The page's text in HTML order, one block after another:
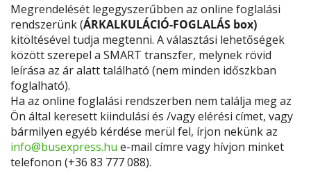
Megrendelését legegyszerűbben az online foglalási
rendszerünk (ÁRKALKULÁCIÓ-FOGLALÁS box)
kitöltésével tudja megtenni. A választási lehetőségek
között szerepel a SMART transzfer, melynek rövid
leírása az ár alatt található (nem minden időszkban
foglalható).
Ha az online foglalási rendszerben nem találja meg az
Ön által keresett kiindulási és /vagy elérési címet, vagy
bármilyen egyéb kérdése merül fel, írjon nekünk az
info@busexpress.hu e-mail címre vagy hívjon minket
telefonon (+36 83 777 088).